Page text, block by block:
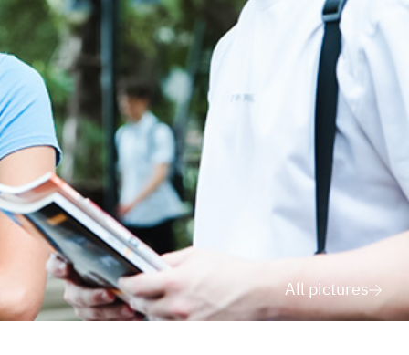
All pictures